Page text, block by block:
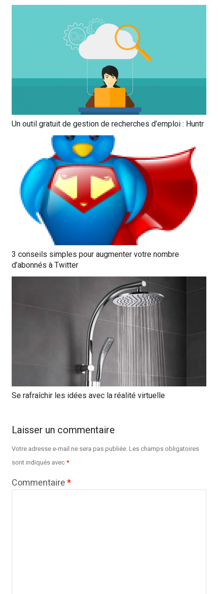
Un outil gratuit de gestion de recherches d’emploi : Huntr
3 conseils simples pour augmenter votre nombre
d’abonnés à Twitter
Se rafraîchir les idées avec la réalité virtuelle
Laisser un commentaire
Votre adresse e-mail ne sera pas publiée.Les champs obligatoires
sont indiqués avec*
Commentaire*